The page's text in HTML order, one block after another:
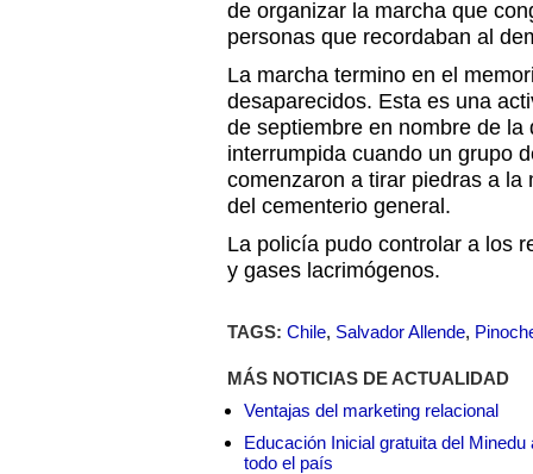
de organizar la marcha que
personas que recordaban al
La marcha termino en el
desaparecidos. Esta es una
de septiembre en nombre de
interrumpida cuando un grupo
comenzaron a tirar piedras a
del cementerio general.
La policía pudo controlar a los
y gases lacrimógenos.
TAGS: Chile, Salvador Allende,
MÁS NOTICIAS DE ACTUALIDAD
Ventajas del marketing relacional
Educación Inicial gratuita del
todo el país